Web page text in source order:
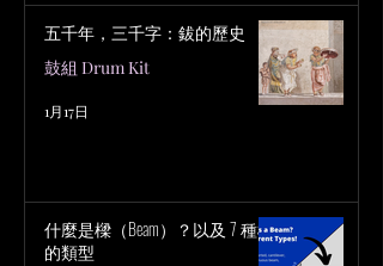
五千年，三千字：鈸的歷史
鼓組 Drum Kit
1月17日
什麼是樑（Beam）？以及 7 種樑
的類型